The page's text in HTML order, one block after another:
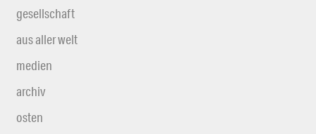
gesellschaft
aus aller welt
medien
archiv
osten